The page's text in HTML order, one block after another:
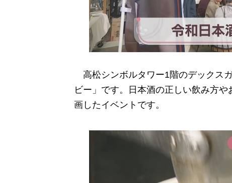
高松シンボルタワー1階のデックス
ビー」です。日本酒の正しい飲み方
画したイベントです。